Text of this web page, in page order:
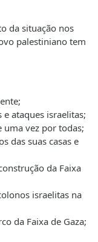
da situação nos
palestiniano tem
ataques israelitas;
uma vez por todas;
das suas casas e
da Faixa
israelitas na
da Faixa de Gaza;